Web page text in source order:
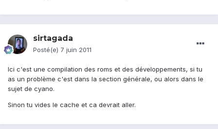
sirtagada
Posté(e) 7 juin 2011
Ici c'est une compilation des roms et des développements, si tu
as un problème c'est dans la section générale, ou alors dans le
sujet de cyano.
Sinon tu vides le cache et ca devrait aller.